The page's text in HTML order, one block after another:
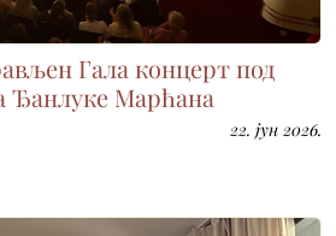
Гала концерт под
Ђанлуке Марћана
22. јун 2026.